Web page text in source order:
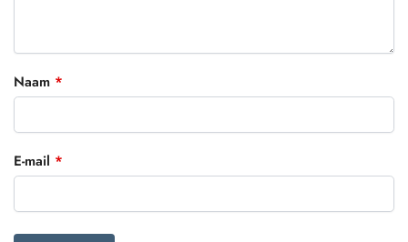
Naam *
E-mail *